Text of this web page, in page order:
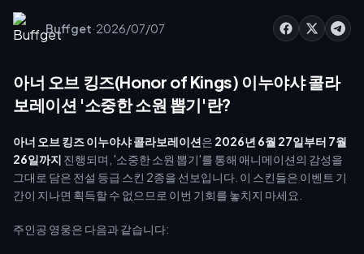
큰)이며, 매일 첫 1회 뽑기는 25 토큰 바우처로 할인됩니다. 스킨당 약
1,500~2,000 토큰의 예산을 고려하세요. 두 스킨 모두 글로벌 서버
Buffget·2026/07/07
아너 오브 킹즈(Honor of Kings) 이누야샤 콜라
보레이션 '소중한 소원 뽑기'란?
아너 오브 킹즈 이누야샤 콜라보레이션은 2026년 6월 27일부터 7월
26일까지 진행되며, '소중한 소원 뽑기'를 통해 애니메이션의 감성을
그대로 담은 전설 등급 스킨 2종을 선보입니다. 이 스킨들은 이벤트 기
간이 지나면 획득할 수 없으므로 이번 기회를 놓치지 마세요.
주인공 영웅은 다음과 같습니다: